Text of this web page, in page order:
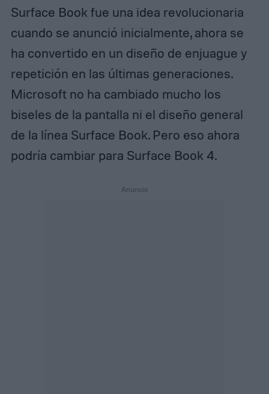
Surface Book fue una idea revolucionaria
cuando se anunció inicialmente, ahora se
ha convertido en un diseño de enjuague y
repetición en las últimas generaciones.
Microsoft no ha cambiado mucho los
biseles de la pantalla ni el diseño general
de la línea Surface Book. Pero eso ahora
podría cambiar para Surface Book 4.